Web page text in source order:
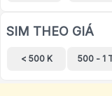
SIM THEO GIÁ
< 500 K 500 - 1